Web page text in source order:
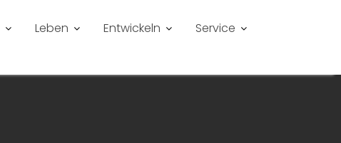
Leben Entwickeln Service